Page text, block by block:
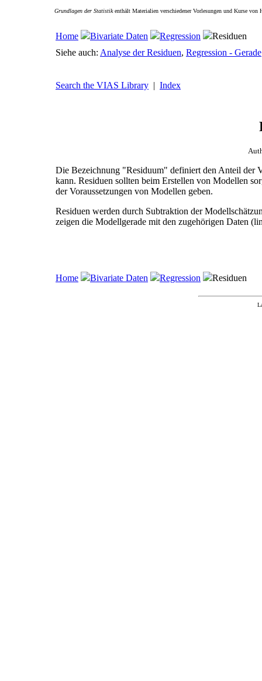
Grundlagen der Statistikenthält Materialien verschiedener Vorlesungen und Kurse
Home Bivariate Daten Regression
Residuen
Siehe auch: Analyse der Residuen, Regression - Gerade
Search the VIAS Library | Index
Die Bezeichnung "Residuum" definiert den Anteil der
kann. Residuen sollten beim Erstellen von Modellen
der Voraussetzungen von Modellen geben.
Residuen werden durch Subtraktion der
zeigen die Modellgerade mit den zugehörigen Daten
Home Bivariate Daten Regression Residuen